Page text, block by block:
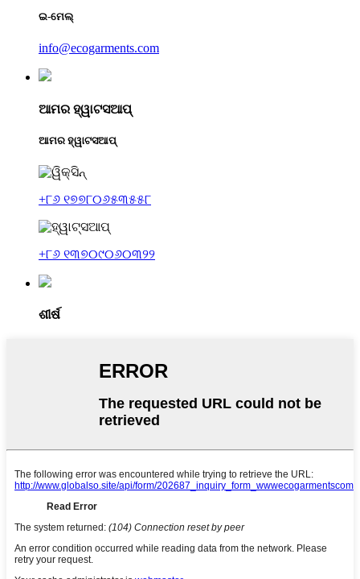
ଇ-ମେଲ୍
info@ecogarments.com
ଆମର ହ୍ୱାଟସଆପ୍
ଆମର ହ୍ୱାଟସଆପ୍
+୮୬ ୧୭୭୮୦୬୫୩୫୫୮
+୮୬ ୧୩୭୦୯୦୬୦୩୨୨
ଶୀର୍ଷ